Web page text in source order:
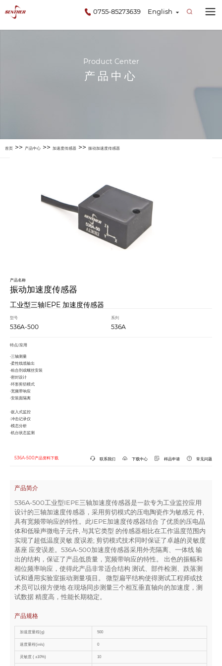
English
0755-85273639
Product Center
产品中心
首页 >> 产品中心 >> 加速度传感器 >> 振动加速度传感器
产品名称
振动加速度传感器
工业型三轴IEPE 加速度传感器
型号
536A-500
系列
536A
特点/应用
•三轴测量
•柔性线缆输出
•粘合剂或螺丝安装
•密封设计
•环形剪切模式
•宽频带响应
•安装面隔离
•嵌入式监控
•冲击记录仪
•模态分析
•机台状态监测
536A-500产品资料下载 联系我们 下载中心 样品申请 常见问题
产品简介
536A-500工业型IEPE三轴加速度传感器是一款专为工业监控应用
设计的三轴加速度传感器，采用剪切模式的压电陶瓷作为敏感元 件,
具有宽频带响应的特性。此IEPE加速度传感器结合 了优质的压电晶
体和低噪声微电子元件, 与其它类型 的传感器相比在工作温度范围内
实现了超低温度灵敏 度误差; 剪切模式技术同时保证了卓越的灵敏度
基座 应变误差。536A-500加速度传感器采用外壳隔离、一体线 输
出的结构，保证了产品低质量，宽频带响应的特性。 出色的振幅和
相位频率响应，使得此产品非常适合结构 测试、部件检测、跌落测
试和通用实验室振动测量项目。 微型扁平结构使得测试工程师或技
术员可以很方便地 在现场同步测量三个相互垂直轴向的加速度，测
试数据 精度高，性能长期稳定。
产品规格
加速度量程(g) 500
速度量程(in/s) 0
灵敏度 ( ±10%) 10